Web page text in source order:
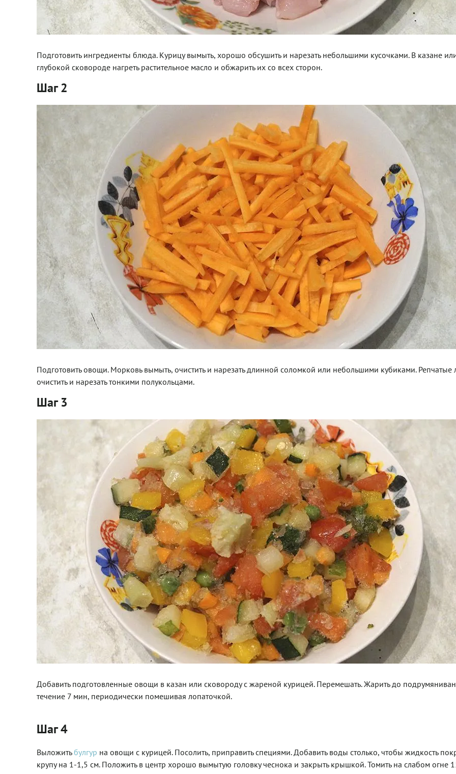
Подготовить ингредиенты блюда. Курицу вымыть, хорошо обсушить и нарезать небольшими кусочками. В казане
глубокой сковороде нагреть растительное масло и обжарить их со всех сторон.
Шаг 2
Подготовить овощи. Морковь вымыть, очистить и нарезать длинной соломкой или небольшими кубиками. Репчатые
очистить и нарезать тонкими полукольцами.
Шаг 3
Добавить подготовленные овощи в казан или сковороду с жареной курицей. Перемешать. Жарить до
течение 7 мин, периодически помешивая лопаточкой.
Шаг 4
Выложитьбулгур на овощи с курицей. Посолить, приправить специями. Добавить воды столько, чтобы жидкость
крупу на 1-1,5 см. Положить в центр хорошо вымытую головку чеснока и закрыть крышкой. Томить на слабом огне